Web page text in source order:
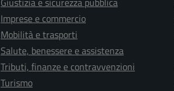
Imprese e commercio
Mobilità e trasporti
Salute, benessere e assistenza
Tributi, finanze e contravvenzioni
Turismo